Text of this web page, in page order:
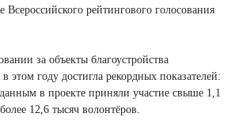
Всероссийского рейтингового голосования
за объекты благоустройства
этом году достигла рекордных показателей:
в проекте приняли участие свыше 1,1
12,6 тысяч волонтёров.